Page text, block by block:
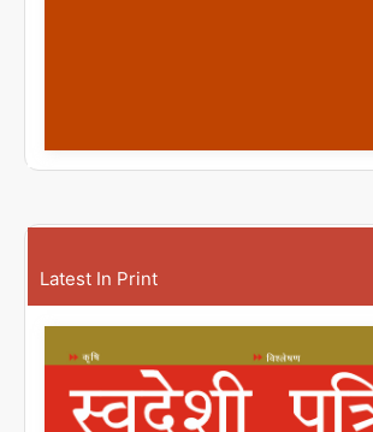
Latest In Print